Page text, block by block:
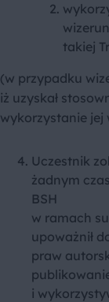
takiej
(w przypadku
iż uzyskał
wykorzystanie jej
Uczestnik
żadnym
BSH
w ramach
upoważnił
praw
i